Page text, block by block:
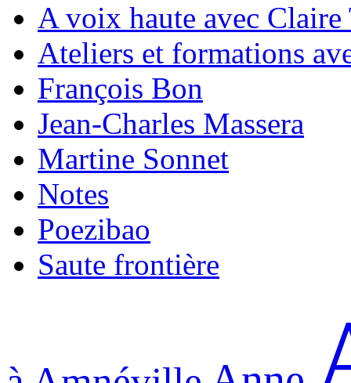
A voix haute avec Claire
Ateliers et formations
François Bon
Jean-Charles Massera
Martine Sonnet
Notes
Poezibao
Saute frontière